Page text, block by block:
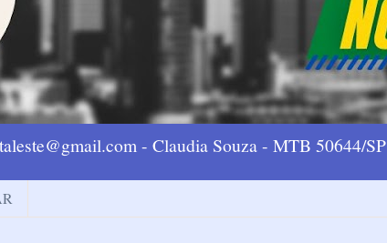
- Claudia Souza - MTB 50644/SP